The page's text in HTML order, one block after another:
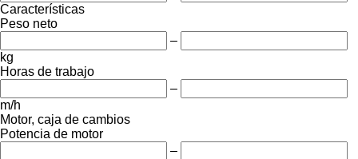
Características
Peso neto
–
kg
Horas de trabajo
–
m/h
Motor, caja de cambios
Potencia de motor
–